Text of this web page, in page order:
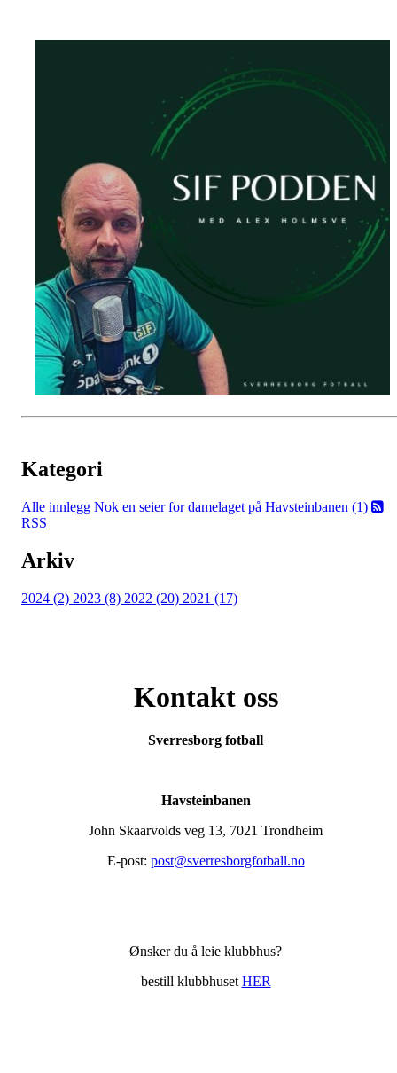
Kategori
Alle innlegg Nok en seier for damelaget på Havsteinbanen (1)
RSS
Arkiv
2024 (2) 2023 (8) 2022 (20) 2021 (17)
Kontakt oss
Sverresborg fotball
Havsteinbanen
John Skaarvolds veg 13, 7021 Trondheim
E-post: post@sverresborgfotball.no
Ønsker du å leie klubbhus?
bestill klubbhuset HER